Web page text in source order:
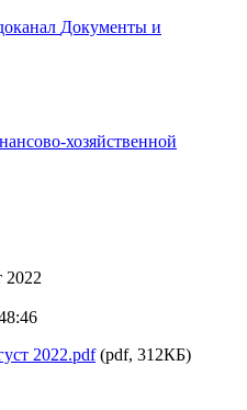
Документы и
хозяйственной
2022
2022.pdf(pdf, 312КБ)